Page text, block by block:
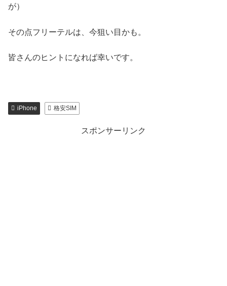
が）
その点フリーテルは、今狙い目かも。
皆さんのヒントになれば幸いです。
iPhone 格安SIM
スポンサーリンク